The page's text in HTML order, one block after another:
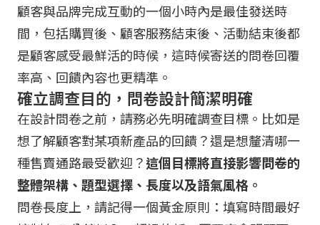
顧客與品牌完成互動的一個小時內是最佳發送時
間，包括購買後、顧客服務結束後、活動結束後都
是顧客感受最鮮活的時候，這時候寄送的問卷回覆
率高、回饋內容也更精準。
確立調查目的，問卷設計簡潔明確
在設計問卷之前，請務必先明確調查目標。比如是
想了解顧客對某項新產品的回饋？還是想釐清哪一
種售賣通路最受歡迎？這個目標將直接影響問卷的
整體架構、題型選擇、長度以及語氣風格。
問卷長度上，請記得一個黃金原則：填寫時間最好